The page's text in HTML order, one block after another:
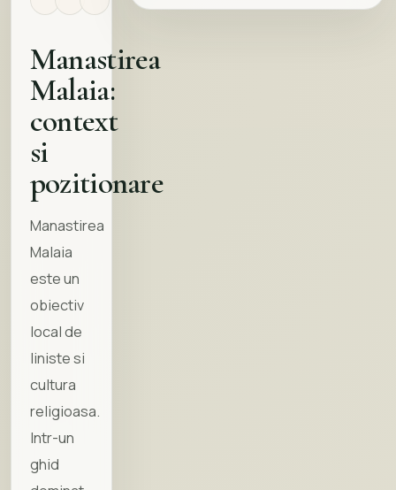
Manastirea
Malaia:
context
si
pozitionare
Manastirea
Malaia
este un
obiectiv
local de
liniste si
cultura
religioasa.
Intr-un
ghid
Obarsia Lotrului